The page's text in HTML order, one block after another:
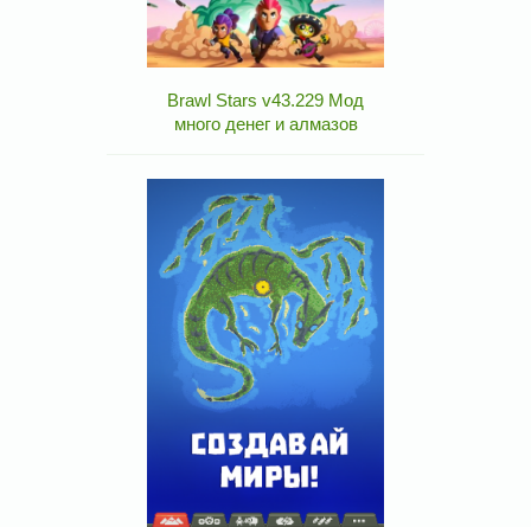
Brawl Stars v43.229 Мод
много денег и алмазов